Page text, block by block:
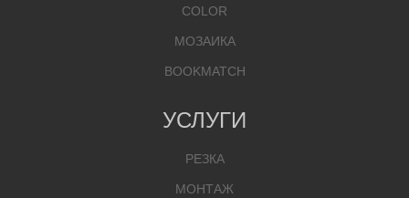
COLOR
МОЗАИКА
BOOKMATCH
УСЛУГИ
РЕЗКА
МОНТАЖ